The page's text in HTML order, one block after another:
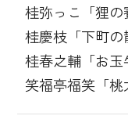
桂弥っこ「狸の
桂慶枝「下町の
桂春之輔「お玉
笑福亭福笑「